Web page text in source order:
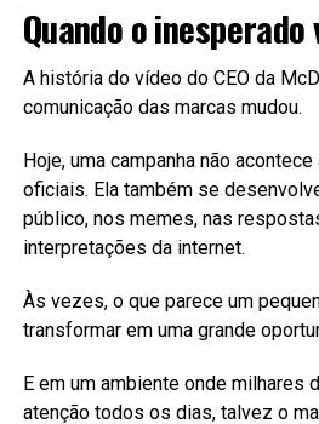
Quando o
A história do vídeo do CEO da
comunicação das marcas mudou.
Hoje, uma campanha não
oficiais. Ela também se
público, nos memes, nas
interpretações da internet.
Às vezes, o que parece um
transformar em uma grande
E em um ambiente onde milhares
atenção todos os dias, talvez o